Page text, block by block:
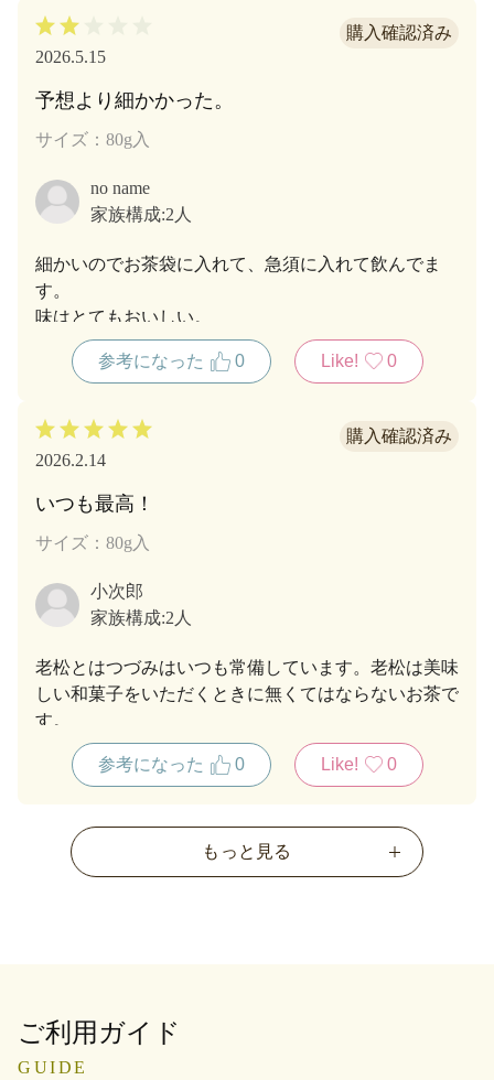
2026.5.15
予想より細かかった。
サイズ：80g入
no name
家族構成:2人
細かいのでお茶袋に入れて、急須に入れて飲んでま
す。
味はとてもおいしい。
参考になった 0 Like! 0
2026.2.14
いつも最高！
サイズ：80g入
小次郎
家族構成:2人
老松とはつづみはいつも常備しています。老松は美味
しい和菓子をいただくときに無くてはならないお茶で
す。
参考になった 0 Like! 0
もっと見る
ご利用ガイド
GUIDE